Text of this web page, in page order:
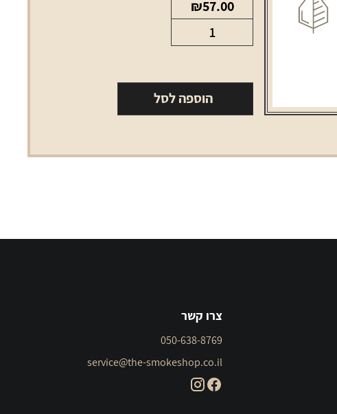
₪57.00
של
רומיאו
יחידות
הוספה לסל
צרו קשר
050-638-8769
service@the-smokeshop.co.il